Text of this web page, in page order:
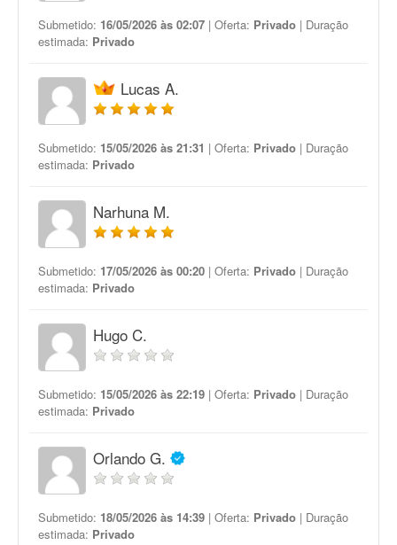
Submetido: 16/05/2026 às 02:07 | Oferta: Privado | Duração
estimada: Privado
Lucas A.
Submetido: 15/05/2026 às 21:31 | Oferta: Privado | Duração
estimada: Privado
Narhuna M.
Submetido: 17/05/2026 às 00:20 | Oferta: Privado | Duração
estimada: Privado
Hugo C.
Submetido: 15/05/2026 às 22:19 | Oferta: Privado | Duração
estimada: Privado
Orlando G.
Submetido: 18/05/2026 às 14:39 | Oferta: Privado | Duração
estimada: Privado